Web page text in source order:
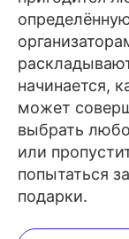
начинается,
может
выбрать
или
попытаться
подарки.